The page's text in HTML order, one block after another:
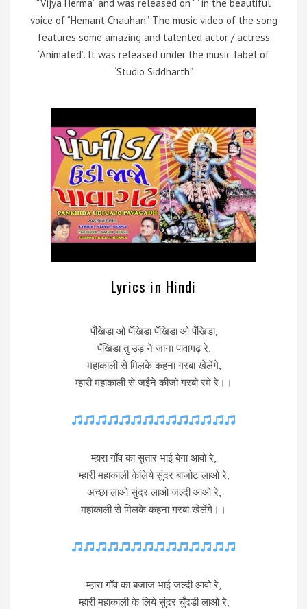
“Vijya Herma” and was released on “” in the beautiful
voice of “Hemant Chauhan”. The music video of the song
features some amazing and talented actor / actress
“Animated”. It was released under the music label of
“Studio Siddharth”.
Lyrics in Hindi
पँखिडा ओ पँखिडा पँखिडा ओ पँखिडा,
पँखिडा तु उड़ ने जाना पावागढ़ रे,
महाकाली से मिलके कहना गरबा खेलेंगे,
म्हारी महाकाली से जईने कीजो गरबो रमे रे।।
म्हारा गाँव का सुतार भाई बेगा आवो रे,
म्हारी महाकाली केलिये सुंदर बाजोट लाओ रे,
अच्छा लाओ सुंदर लाओ जल्दी आओ रे,
महाकाली से मिलके कहना गरबा खेलेंगे।।
म्हारा गाँव का बजाज भाई जल्दी आवो रे,
म्हारी महाकाली के लिये सुंदर चुँदडी लाओ रे,